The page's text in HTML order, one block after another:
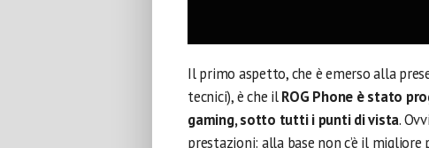
Il primo aspetto, che è emerso alla
tecnici), è che ilROG Phone è stato
gaming, sotto tutti i punti di vista.
prestazioni: alla base non c’è il